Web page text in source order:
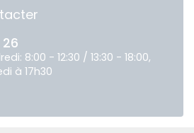
8:00 - 12:30 / 13:30 - 18:00,
à 17h30